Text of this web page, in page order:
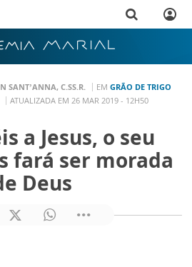
SANT’ANNA, C.SS.R. EM GRÃO DE TRIGO
ATUALIZADA EM 26 MAR 2019 - 12H50
a Jesus, o seu
fará ser morada
Deus